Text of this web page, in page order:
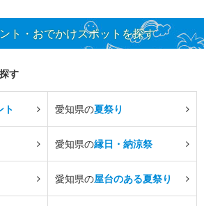
ト・おでかけスポットを探す
す
ト 愛知県の夏祭り
愛知県の縁日・納涼祭
愛知県の屋台のある夏祭り